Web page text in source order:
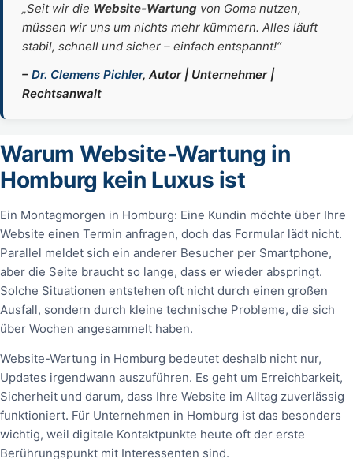
„Seit wir die Website‑Wartung von Goma nutzen,
müssen wir uns um nichts mehr kümmern. Alles läuft
stabil, schnell und sicher – einfach entspannt!“
– Dr. Clemens Pichler, Autor | Unternehmer |
Rechtsanwalt
Warum Website-Wartung in
Homburg kein Luxus ist
Ein Montagmorgen in Homburg: Eine Kundin möchte über Ihre
Website einen Termin anfragen, doch das Formular lädt nicht.
Parallel meldet sich ein anderer Besucher per Smartphone,
aber die Seite braucht so lange, dass er wieder abspringt.
Solche Situationen entstehen oft nicht durch einen großen
Ausfall, sondern durch kleine technische Probleme, die sich
über Wochen angesammelt haben.
Website-Wartung in Homburg bedeutet deshalb nicht nur,
Updates irgendwann auszuführen. Es geht um Erreichbarkeit,
Sicherheit und darum, dass Ihre Website im Alltag zuverlässig
funktioniert. Für Unternehmen in Homburg ist das besonders
wichtig, weil digitale Kontaktpunkte heute oft der erste
Berührungspunkt mit Interessenten sind.